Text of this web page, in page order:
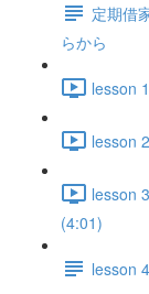
定期借
らから
lesson
lesson
lesson
(4:01)
lesson